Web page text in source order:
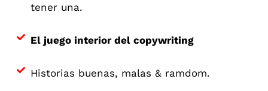
tener una.
El juego interior del copywriting
Historias buenas, malas & ramdom.